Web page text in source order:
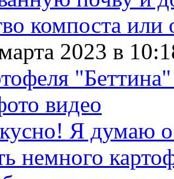
компоста
2023 в
видео
Я думаю
немного